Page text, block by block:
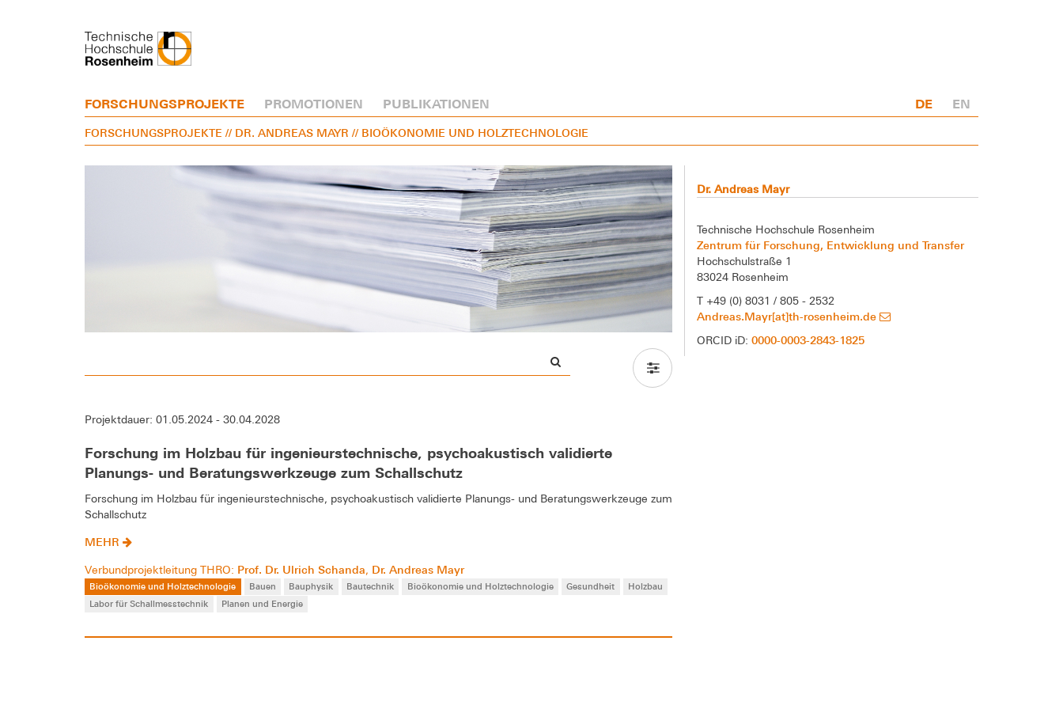
FORSCHUNGSPROJEKTE PROMOTIONEN PUBLIKATIONEN DE EN
FORSCHUNGSPROJEKTE // DR. ANDREAS MAYR // BIOÖKONOMIE UND HOLZTECHNOLOGIE
Projektdauer: 01.05.2024 - 30.04.2028
Forschung im Holzbau für ingenieurstechnische, psychoakustisch validierte
Planungs- und Beratungswerkzeuge zum Schallschutz
Forschung im Holzbau für ingenieurstechnische, psychoakustisch validierte Planungs- und Beratungswerkzeuge zum
Schallschutz
MEHR
Verbundprojektleitung THRO: Prof. Dr. Ulrich Schanda, Dr. Andreas Mayr
Bioökonomie und Holztechnologie Bauen Bauphysik Bautechnik Bioökonomie und Holztechnologie Gesundheit
Holzbau
Labor für Schallmesstechnik
Planen und Energie
Dr. Andreas Mayr
Technische Hochschule Rosenheim
Zentrum für Forschung, Entwicklung und Transfer
Hochschulstraße 1
83024 Rosenheim
T +49 (0) 8031 / 805 - 2532
Andreas.Mayr[at]th-rosenheim.de
ORCID iD:0000-0003-2843-1825